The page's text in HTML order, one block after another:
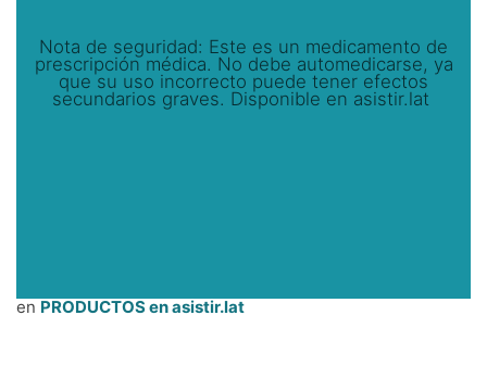
Nota de seguridad: Este es un medicamento de
prescripción médica. No debe automedicarse, ya
que su uso incorrecto puede tener efectos
secundarios graves. Disponible en asistir.lat
en PRODUCTOS en asistir.lat